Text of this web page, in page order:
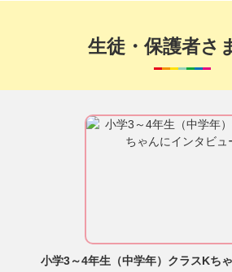
生徒・保護者さ
小学3～4年生（中学年）クラスKち